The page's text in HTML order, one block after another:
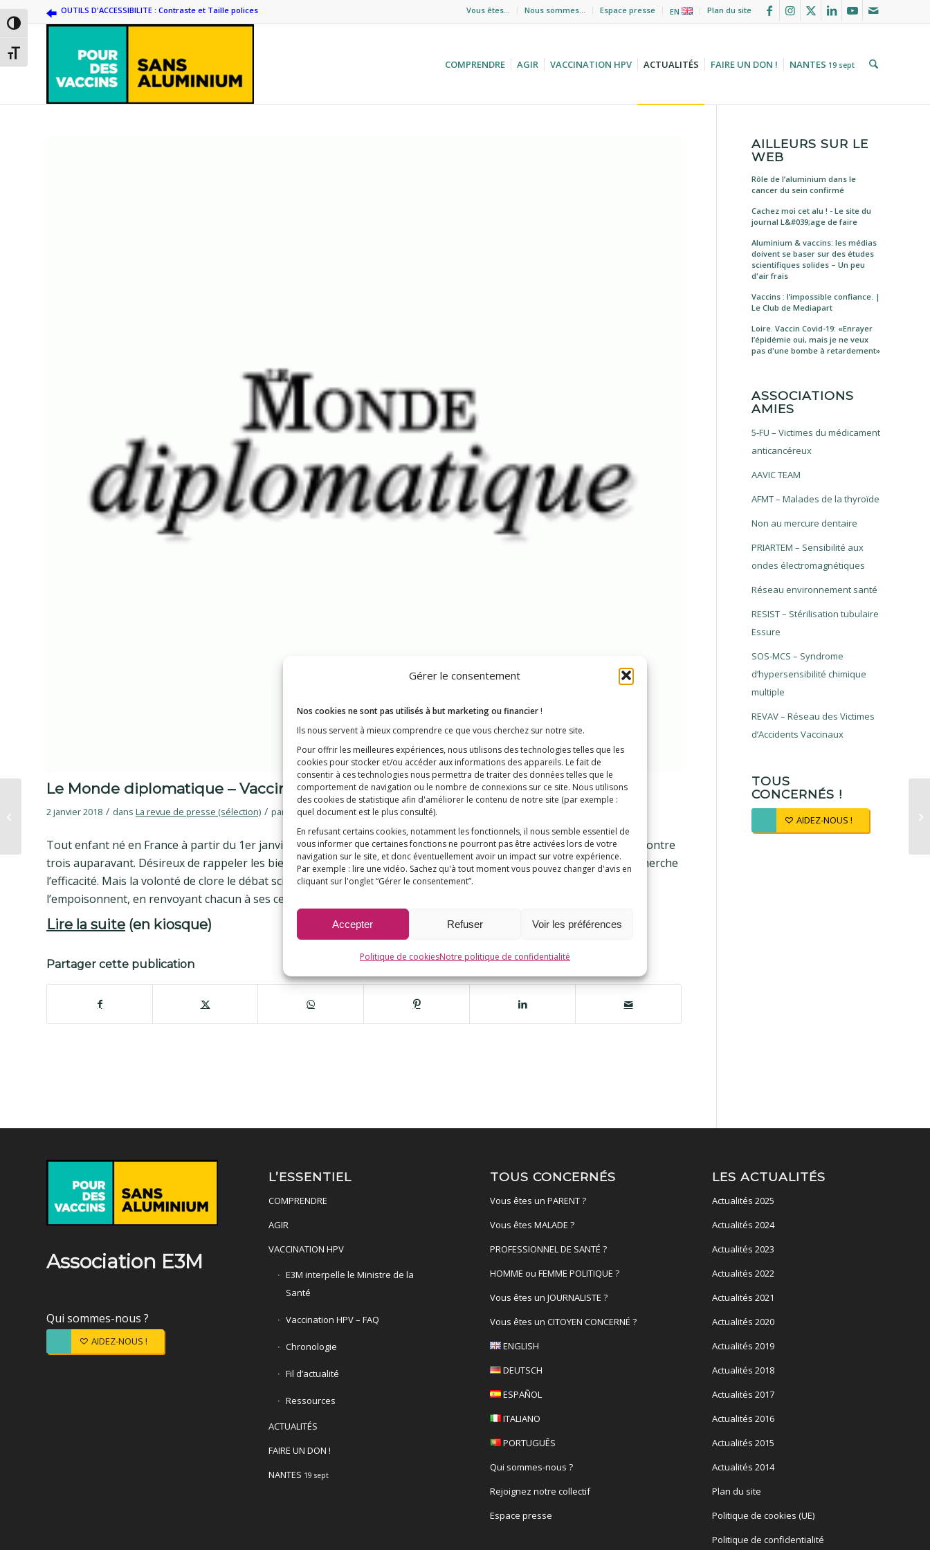
Gérer le consentement
Nos cookies ne sont pas utilisés à but marketing ou financier !
Ils nous servent à mieux comprendre ce que vous cherchez sur notre site.
Pour offrir les meilleures expériences, nous utilisons des technologies telles que les
cookies pour stocker et/ou accéder aux informations des appareils. Le fait de
consentir à ces technologies nous permettra de traiter des données telles que le
comportement de navigation ou le nombre de connexions sur ce site. Nous utilisons
des cookies de statistique afin d'améliorer le contenu de notre site (par exemple :
quel document est le plus consulté).
En refusant certains cookies, notamment les fonctionnels, il nous semble essentiel de
vous informer que certaines fonctions ne pourront pas être activées lors de votre
navigation sur le site, et donc éventuellement avoir un impact sur votre expérience.
Par exemple : lire une vidéo. Sachez qu'à tout moment vous pouvez changer d'avis en
cliquant sur l'onglet “Gérer le consentement”.
Accepter Refuser Voir les préférences
Politique de cookiesNotre politique de confidentialité
Passer en contraste élevé
Changer la taille de la police
Vous êtes… Nous sommes… Espace presse EN Plan du site
OUTILS D'ACCESSIBILITE : Contraste et Taille polices
COMPRENDRE AGIR VACCINATION HPV ACTUALITÉS FAIRE UN DON ! NANTES 19 sept
Le Monde diplomatique – Vaccinations obligatoires, le débat confisqué
2 janvier 2018 / dans La revue de presse (sélection) / par E3M
Tout enfant né en France à partir du 1er janvier 2018 devra obligatoirement recevoir avant ses 2 ans onze vaccins, contre
trois auparavant. Désireux de rappeler les bienfaits incontestables de ce mode de prévention, le gouvernement recherche
l’efficacité. Mais la volonté de clore le débat scientifique et politique pourrait au contraire relancer les soupçons qui
l’empoisonnent, en renvoyant chacun à ses certitudes.
Lire la suite (en kiosque)
Partager cette publication
AILLEURS SUR LE
WEB
Rôle de l’aluminium dans le
cancer du sein confirmé
Cachez moi cet alu ! - Le site du
journal L&#039;age de faire
Aluminium & vaccins: les médias
doivent se baser sur des études
scientifiques solides – Un peu
d'air frais
Vaccins : l’impossible confiance. |
Le Club de Mediapart
Loire. Vaccin Covid-19: «Enrayer
l’épidémie oui, mais je ne veux
pas d'une bombe à retardement»
ASSOCIATIONS
AMIES
5-FU – Victimes du médicament
anticancéreux
AAVIC TEAM
AFMT – Malades de la thyroïde
Non au mercure dentaire
PRIARTEM – Sensibilité aux
ondes électromagnétiques
Réseau environnement santé
RESIST – Stérilisation tubulaire
Essure
SOS-MCS – Syndrome
d’hypersensibilité chimique
multiple
REVAV – Réseau des Victimes
d’Accidents Vaccinaux
TOUS
CONCERNÉS !
AIDEZ-NOUS !
Association E3M
Qui sommes-nous ?
AIDEZ-NOUS !
L’ESSENTIEL
COMPRENDRE
AGIR
VACCINATION HPV
E3M interpelle le Ministre de la
Santé
Vaccination HPV – FAQ
Chronologie
Fil d’actualité
Ressources
ACTUALITÉS
FAIRE UN DON !
NANTES 19 sept
TOUS CONCERNÉS
Vous êtes un PARENT ?
Vous êtes MALADE ?
PROFESSIONNEL DE SANTÉ ?
HOMME ou FEMME POLITIQUE ?
Vous êtes un JOURNALISTE ?
Vous êtes un CITOYEN CONCERNÉ ?
ENGLISH
DEUTSCH
ESPAÑOL
ITALIANO
PORTUGUÊS
Qui sommes-nous ?
Rejoignez notre collectif
Espace presse
LES ACTUALITÉS
Actualités 2025
Actualités 2024
Actualités 2023
Actualités 2022
Actualités 2021
Actualités 2020
Actualités 2019
Actualités 2018
Actualités 2017
Actualités 2016
Actualités 2015
Actualités 2014
Plan du site
Politique de cookies (UE)
Politique de confidentialité
Le Monde – « Le risque
est grand de voir la
vis-à-vis...